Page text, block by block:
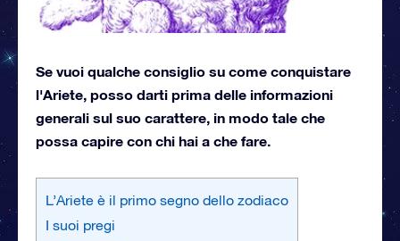
Se vuoi qualche consiglio su come conquistare
l'Ariete, posso darti prima delle informazioni
generali sul suo carattere, in modo tale che
possa capire con chi hai a che fare.
L’Ariete è il primo segno dello zodiaco
I suoi pregi